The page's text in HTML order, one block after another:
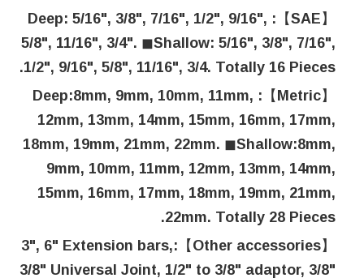
【SAE】: Deep: 5/16", 3/8", 7/16", 1/2", 9/16",
5/8", 11/16", 3/4". ◼Shallow: 5/16", 3/8", 7/16",
1/2", 9/16", 5/8", 11/16", 3/4. Totally 16 Pieces.
【Metric】: Deep:8mm, 9mm, 10mm, 11mm,
12mm, 13mm, 14mm, 15mm, 16mm, 17mm,
18mm, 19mm, 21mm, 22mm. ◼Shallow:8mm,
9mm, 10mm, 11mm, 12mm, 13mm, 14mm,
15mm, 16mm, 17mm, 18mm, 19mm, 21mm,
22mm. Totally 28 Pieces.
【Other accessories】:3", 6" Extension bars,
3/8" Universal Joint, 1/2" to 3/8" adaptor, 3/8"